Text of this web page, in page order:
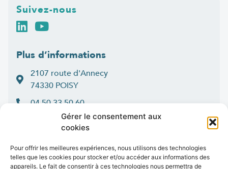
Gérer le consentement aux
cookies
Pour offrir les meilleures expériences, nous utilisons des technologies
telles que les cookies pour stocker et/ou accéder aux informations des
appareils. Le fait de consentir à ces technologies nous permettra de
Suivez-nous
Plus d’informations
2107 route d'Annecy
74330 POISY
04 50 33 50 60
Lun > jeu : 9h-12h et 14h-16h30
9h-12h et 14h-16h
Contact